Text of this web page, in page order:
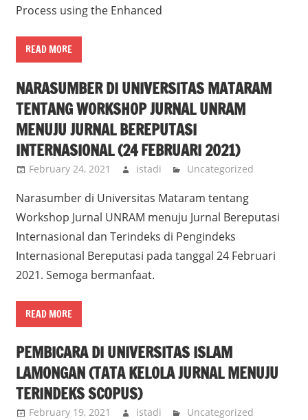
Process using the Enhanced
READ MORE
NARASUMBER DI UNIVERSITAS MATARAM
TENTANG WORKSHOP JURNAL UNRAM
MENUJU JURNAL BEREPUTASI
INTERNASIONAL (24 FEBRUARI 2021)
February 24, 2021 istadi Uncategorized
Narasumber di Universitas Mataram tentang
Workshop Jurnal UNRAM menuju Jurnal Bereputasi
Internasional dan Terindeks di Pengindeks
Internasional Bereputasi pada tanggal 24 Februari
2021. Semoga bermanfaat.
READ MORE
PEMBICARA DI UNIVERSITAS ISLAM
LAMONGAN (TATA KELOLA JURNAL MENUJU
TERINDEKS SCOPUS)
February 19, 2021 istadi Uncategorized